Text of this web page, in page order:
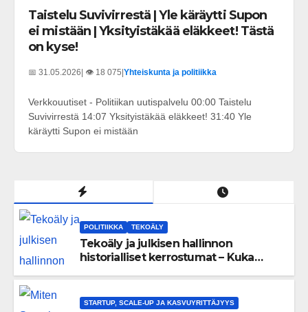
Taistelu Suvivirrestä | Yle käräytti Supon
ei mistään | Yksityistäkää eläkkeet! Tästä
on kyse!
📅 31.05.2026| 👁️ 18 075|Yhteiskunta ja politiikka
Verkkouutiset - Politiikan uutispalvelu 00:00 Taistelu
Suvivirrestä 14:07 Yksityistäkää eläkkeet! 31:40 Yle
käräytti Supon ei mistään
POLITIIKKA TEKOÄLY
Tekoäly ja julkisen hallinnon
historialliset kerrostumat – Kuka
STARTUP, SCALE-UP JA KASVUYRITTÄJYYS